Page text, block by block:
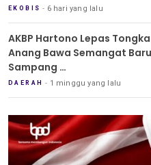
EKOBIS 6 hari yang lalu
AKBP Hartono Lepas
Anang Bawa Semangat
Sampang
Tradisi Pedang Pora Iringi
Sampang
DAERAH 1 minggu yang lalu